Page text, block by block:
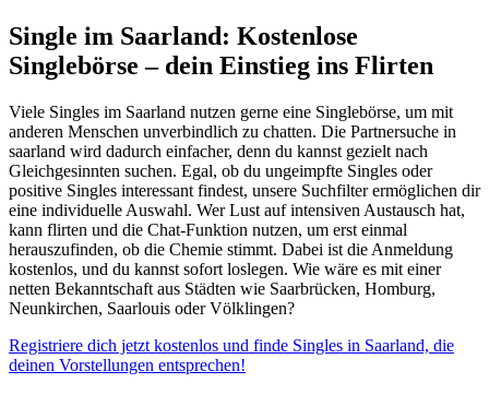
Single im Saarland: Kostenlose
Singlebörse – dein Einstieg ins Flirten
Viele Singles im Saarland nutzen gerne eine Singlebörse, um mit
anderen Menschen unverbindlich zu chatten. Die Partnersuche in
saarland wird dadurch einfacher, denn du kannst gezielt nach
Gleichgesinnten suchen. Egal, ob du ungeimpfte Singles oder
positive Singles interessant findest, unsere Suchfilter ermöglichen dir
eine individuelle Auswahl. Wer Lust auf intensiven Austausch hat,
kann flirten und die Chat-Funktion nutzen, um erst einmal
herauszufinden, ob die Chemie stimmt. Dabei ist die Anmeldung
kostenlos, und du kannst sofort loslegen. Wie wäre es mit einer
netten Bekanntschaft aus Städten wie Saarbrücken, Homburg,
Neunkirchen, Saarlouis oder Völklingen?
Registriere dich jetzt kostenlos und finde Singles in Saarland, die
deinen Vorstellungen entsprechen!